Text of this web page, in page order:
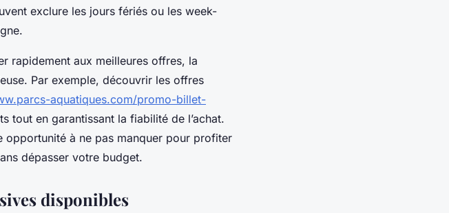
exclure les jours fériés ou les week-
rapidement aux meilleures offres, la
Par exemple, découvrir les offres
aquatiques.com/promo-billet-
tout en garantissant la fiabilité de l’achat.
opportunité à ne pas manquer pour profiter
dépasser votre budget.
disponibles